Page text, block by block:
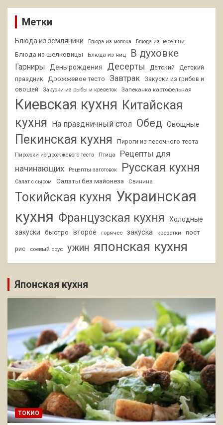
Метки
Блюда из земляники Блюда из молока Блюда из черешни
Блюда из шелковицы Блюда из яиц В духовке
Гарниры День рождения Десерты Детский
Детский
праздник
Дрожжевое тесто Завтрак
Закуски из грибов и
овощей
Закуски из рыбы и креветок Запеканка картофельная
Киевская кухня Китайская
кухня На праздничный стол Обед Овощные
Пекинская кухня Пироги из песочного теста
Пирожки из дрожжевого теста Птица
Рецепты для
начинающих
Рецепты заготовок Русская кухня
Салат с сыром Салаты без майонеза Свинина
Токийская кухня Украинская
кухня Французская кухня
Холодные
закуски
быстро второе горячее закуска креветки пост
рис соевый соус ужин японская кухня
Японская кухня
ТОКИО